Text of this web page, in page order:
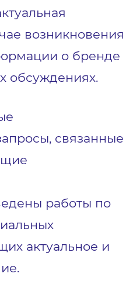
возникновения
о бренде
обсуждениях.
связанные
работы по
актуальное и